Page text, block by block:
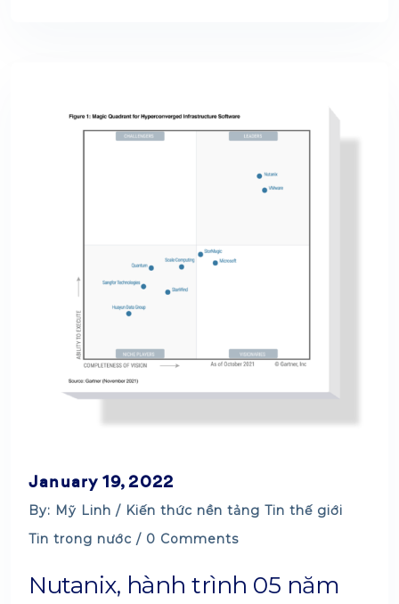
January 19, 2022
By: Mỹ Linh / Kiến thức nền tảng Tin thế giới
Tin trong nước / 0 Comments
Nutanix, hành trình 05 năm